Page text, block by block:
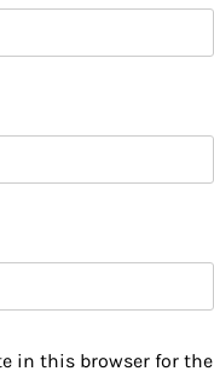
in this browser for the